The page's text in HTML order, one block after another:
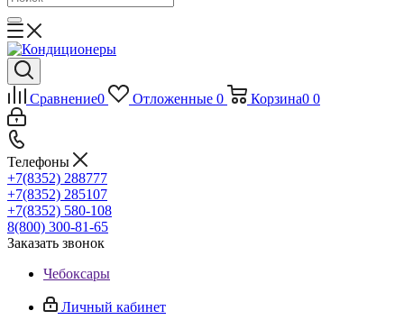
Сравнение0 Отложенные 0 Корзина0 0
Телефоны
+7(8352) 288777
+7(8352) 285107
+7(8352) 580-108
8(800) 300-81-65
Заказать звонок
Чебоксары
Личный кабинет